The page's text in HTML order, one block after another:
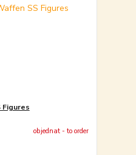
objednat - to order